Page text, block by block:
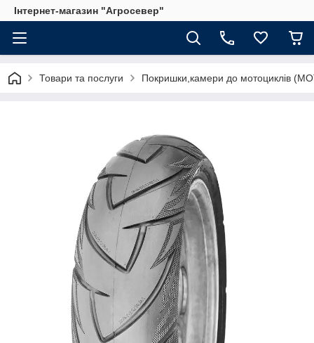
Інтернет-магазин "Агросевер"
Товари та послуги Покришки,камери до мотоциклів